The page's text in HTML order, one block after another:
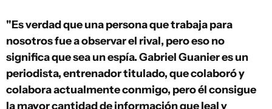
"Es verdad que una persona que trabaja para
nosotros fue a observar el rival, pero eso no
significa que sea un espía. Gabriel Guanier es un
periodista, entrenador titulado, que colaboró y
colabora actualmente conmigo, pero él consigue
la mayor cantidad de información que leal y